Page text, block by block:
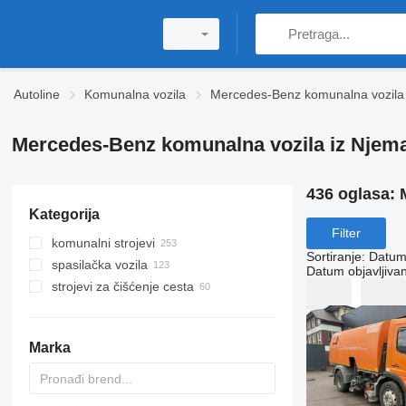
Autoline Komunalna vozila Mercedes-Benz komunalna vozila
Mercedes-Benz komunalna vozila iz
Kategorija
komunalni strojevi
kamioni za smeće
univerzalni komunalni strojevi
kombinovana vozila za čišćenje
kanalizacije
spasilačka vozila
vatrogasna vozila
zapovjednog vozila
vatrogasne platforme
strojevi za čišćenje cesta
rasipači pijeska
cisterne za pranje ulica
Marka
436 oglasa:
Filter
Sortiranje:
Datum